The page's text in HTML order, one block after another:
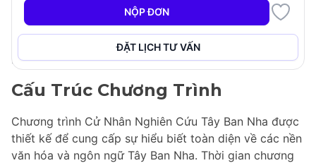
diện, mở rộng tầm nhìn. Sinh viên cũng sẽ phát triển
các kỹ năng giao tiếp và lý luận phản biện thiết yếu,
thu được những hiểu biết quý giá về các nền văn hóa
khu vực, ngôn ngữ và quốc gia đa dạng.
Cấu Trúc Chương Trình
Chương trình Cử Nhân Nghiên Cứu Tây Ban Nha được
thiết kế để cung cấp sự hiểu biết toàn diện về các nền
văn hóa và ngôn ngữ Tây Ban Nha. Thời gian chương
NỘP ĐƠN
ĐẶT LỊCH TƯ VẤN